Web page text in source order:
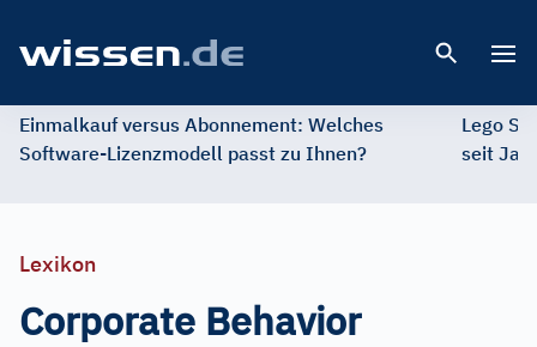
Einmalkauf versus Abonnement: Welches
Software-Lizenzmodell passt zu Ihnen?
Lego
seit
Lexikon
Corporate Behavior